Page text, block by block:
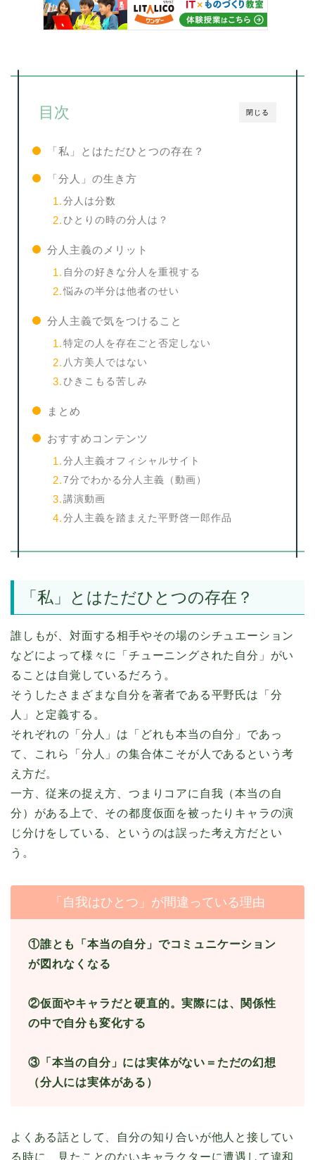
閉じる
目次
「私」とはただひとつの存在？
「分人」の生き方
分人は分数
ひとりの時の分人は？
分人主義のメリット
自分の好きな分人を重視する
悩みの半分は他者のせい
分人主義で気をつけること
特定の人を存在ごと否定しない
八方美人ではない
ひきこもる苦しみ
まとめ
おすすめコンテンツ
分人主義オフィシャルサイト
7分でわかる分人主義（動画）
講演動画
分人主義を踏まえた平野啓一郎作品
「私」とはただひとつの存在？
誰しもが、対面する相手やその場のシチュエーション
などによって様々に「チューニングされた自分」がい
ることは自覚しているだろう。
そうしたさまざまな自分を著者である平野氏は「分
人」と定義する。
それぞれの「分人」は「どれも本当の自分」であっ
て、これら「分人」の集合体こそが人であるという考
え方だ。
一方、従来の捉え方、つまりコアに自我（本当の自
分）がある上で、その都度仮面を被ったりキャラの演
じ分けをしている、というのは誤った考え方だとい
う。
「自我はひとつ」が間違っている理由
①誰とも「本当の自分」でコミュニケーション
が図れなくなる
②仮面やキャラだと硬直的。実際には、関係性
の中で自分も変化する
③「本当の自分」には実体がない＝ただの幻想
（分人には実体がある）
よくある話として、自分の知り合いが他人と接してい
る時に、見たことのないキャラクターに遭遇して違和